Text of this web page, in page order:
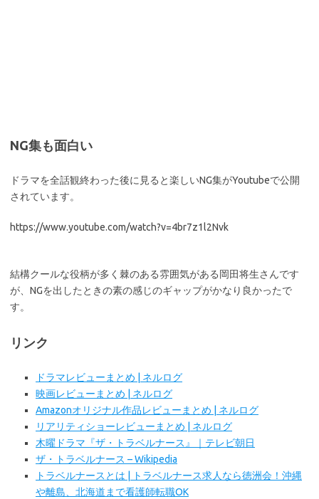
NG集も面白い
ドラマを全話観終わった後に見ると楽しいNG集がYoutubeで公開
されています。
https://www.youtube.com/watch?v=4br7z1l2Nvk
結構クールな役柄が多く棘のある雰囲気がある岡田将生さんです
が、NGを出したときの素の感じのギャップがかなり良かったで
す。
リンク
ドラマレビューまとめ | ネルログ
映画レビューまとめ | ネルログ
Amazonオリジナル作品レビューまとめ | ネルログ
リアリティショーレビューまとめ | ネルログ
木曜ドラマ『ザ・トラベルナース』｜テレビ朝日
ザ・トラベルナース – Wikipedia
トラベルナースとは | トラベルナース求人なら徳洲会！沖縄
や離島、北海道まで看護師転職OK